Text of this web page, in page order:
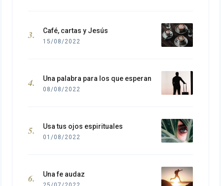
Café, cartas y Jesús
15/08/2022
Una palabra para los que esperan
08/08/2022
Usa tus ojos espirituales
01/08/2022
Una fe audaz